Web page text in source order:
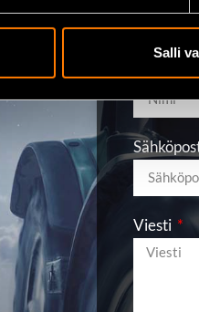
Salli
Viesti